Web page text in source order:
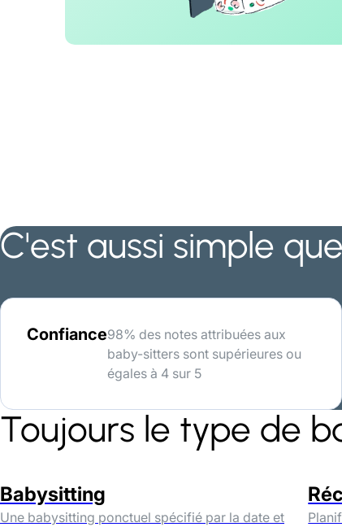
C'est aussi simple
Confiance98% des notes attribuées aux
baby-sitters sont supérieures ou
égales à 4 sur 5
Toujours le type de
Babysitting
Une babysitting ponctuel spécifié par la date et